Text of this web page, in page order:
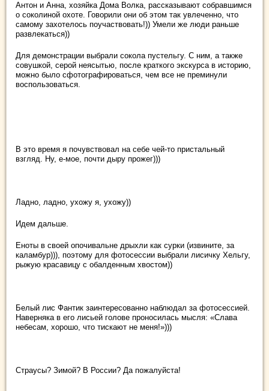
Антон и Анна, хозяйка Дома Волка, рассказывают собравшимся
о соколиной охоте. Говорили они об этом так увлеченно, что
самому захотелось поучаствовать!)) Умели же люди раньше
развлекаться))
Для демонстрации выбрали сокола пустельгу. С ним, а также
совушкой, серой неясытью, после краткого экскурса в историю,
можно было сфотографироваться, чем все не преминули
воспользоваться.
В это время я почувствовал на себе чей-то пристальный
взгляд. Ну, е-мое, почти дыру прожег)))
Ладно, ладно, ухожу я, ухожу))
Идем дальше.
Еноты в своей опочивальне дрыхли как сурки (извините, за
каламбур))), поэтому для фотосессии выбрали лисичку Хельгу,
рыжую красавицу с обалденным хвостом))
Белый лис Фантик заинтересованно наблюдал за фотосессией.
Наверняка в его лисьей голове проносилась мысля: «Слава
небесам, хорошо, что тискают не меня!»)))
Страусы? Зимой? В России? Да пожалуйста!